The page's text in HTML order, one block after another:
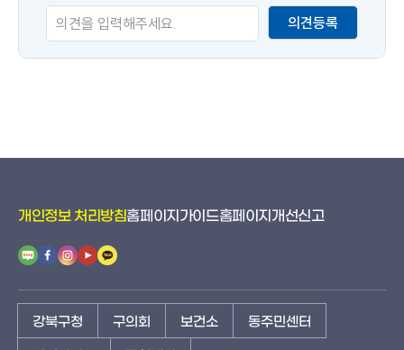
족
도
의견등록
개인정보 처리방침홈페이지가이드홈페이지개선신고
강북구청 구의회 보건소 동주민센터